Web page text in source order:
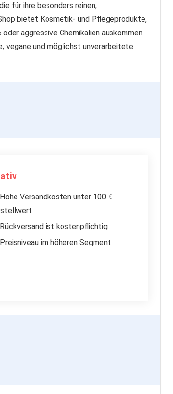
für ihre besonders reinen,
bietet Kosmetik- und Pflegeprodukte,
aggressive Chemikalien auskommen.
vegane und möglichst unverarbeitete
Hohe Versandkosten unter 100 €
Rückversand ist kostenpflichtig
Preisniveau im höheren Segment